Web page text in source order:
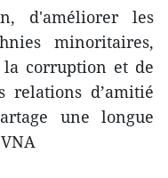
d'améliorer les
minoritaires,
corruption et de
relations d’amitié
une longue